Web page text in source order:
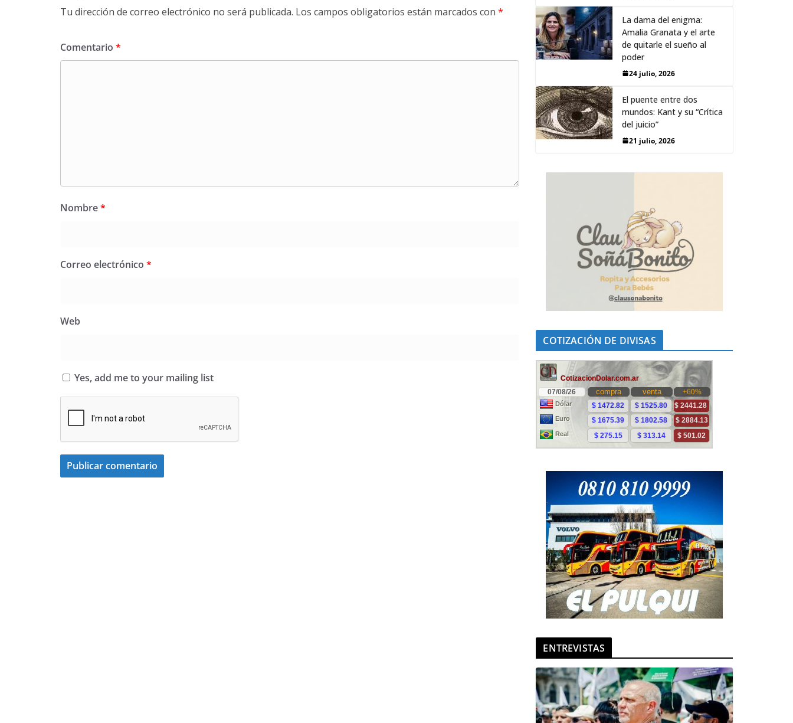
Tu dirección de correo electrónico no será publicada. Los campos obligatorios están marcados con *
Comentario *
Nombre*
Correo electrónico *
Web
Yes, add me to your mailing list
La dama del enigma:
Amalia Granata y el arte
de quitarle el sueño al
poder
24 julio, 2026
El puente entre dos
mundos: Kant y su “Crítica
del juicio”
21 julio, 2026
COTIZACIÓN DE DIVISAS
ENTREVISTAS